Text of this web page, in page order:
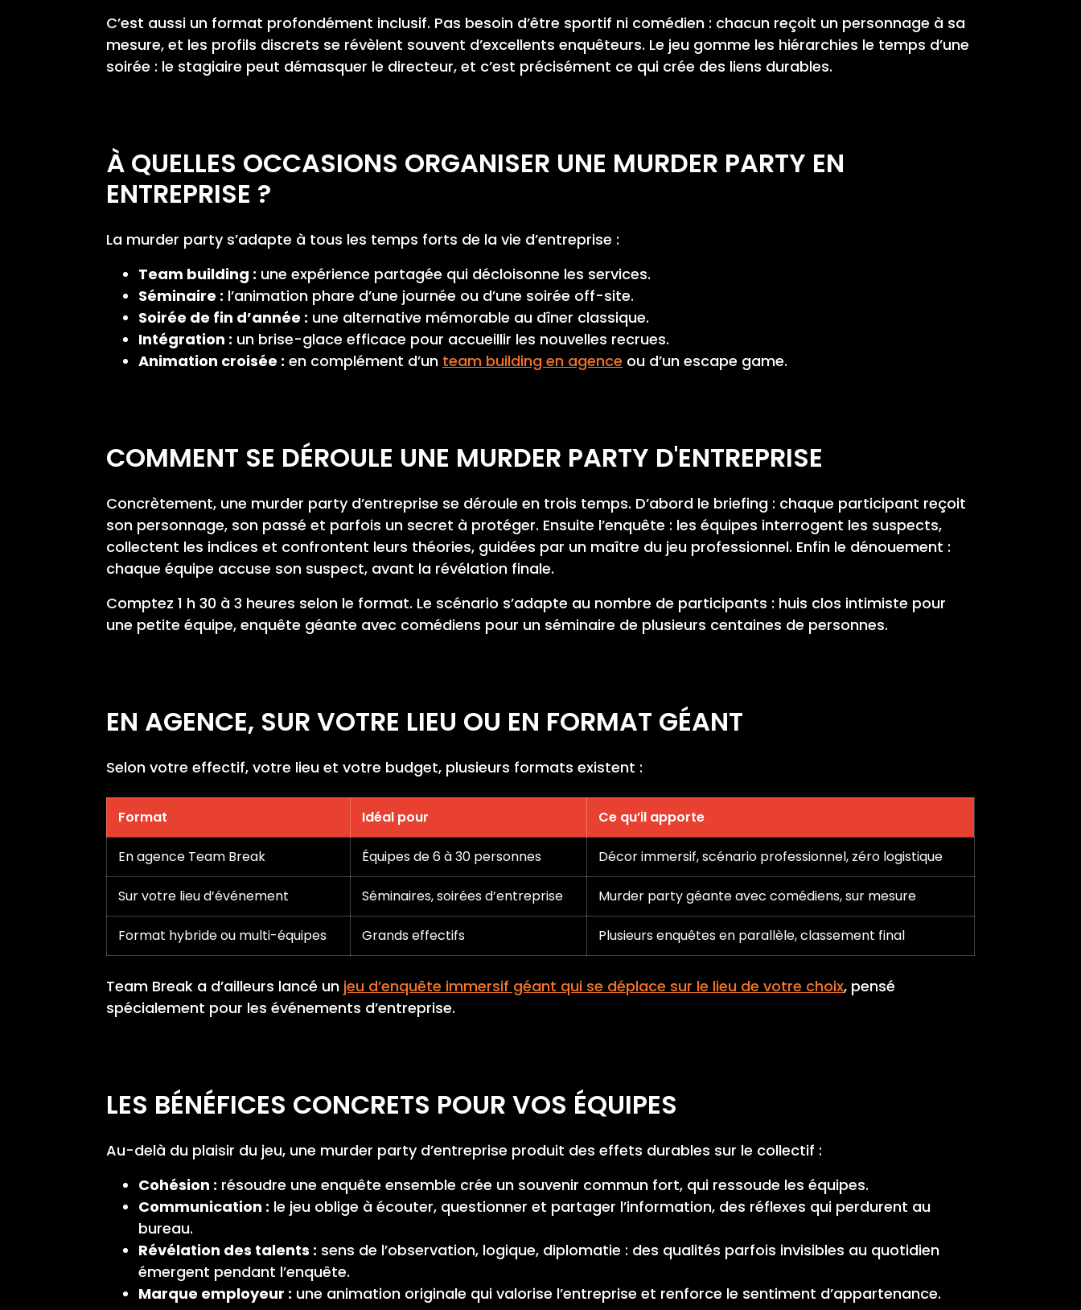
C’est aussi un format profondément inclusif. Pas besoin d’être sportif ni comédien : chacun reçoit un personnage à sa
mesure, et les profils discrets se révèlent souvent d’excellents enquêteurs. Le jeu gomme les hiérarchies le temps d’une
soirée : le stagiaire peut démasquer le directeur, et c’est précisément ce qui crée des liens durables.
À QUELLES OCCASIONS ORGANISER UNE MURDER PARTY EN
ENTREPRISE ?
La murder party s’adapte à tous les temps forts de la vie d’entreprise :
Team building : une expérience partagée qui décloisonne les services.
Séminaire : l’animation phare d’une journée ou d’une soirée off-site.
Soirée de fin d’année : une alternative mémorable au dîner classique.
Intégration : un brise-glace efficace pour accueillir les nouvelles recrues.
Animation croisée : en complément d’un team building en agence ou d’un escape game.
COMMENT SE DÉROULE UNE MURDER PARTY D'ENTREPRISE
Concrètement, une murder party d’entreprise se déroule en trois temps. D’abord le briefing : chaque participant reçoit
son personnage, son passé et parfois un secret à protéger. Ensuite l’enquête : les équipes interrogent les suspects,
collectent les indices et confrontent leurs théories, guidées par un maître du jeu professionnel. Enfin le dénouement :
chaque équipe accuse son suspect, avant la révélation finale.
Comptez 1 h 30 à 3 heures selon le format. Le scénario s’adapte au nombre de participants : huis clos intimiste pour
une petite équipe, enquête géante avec comédiens pour un séminaire de plusieurs centaines de personnes.
EN AGENCE, SUR VOTRE LIEU OU EN FORMAT GÉANT
Selon votre effectif, votre lieu et votre budget, plusieurs formats existent :
Format Idéal pour Ce qu’il apporte
En agence Team Break Équipes de 6 à 30 personnes Décor immersif, scénario professionnel, zéro logistique
Sur votre lieu d’événement Séminaires, soirées d’entreprise Murder party géante avec comédiens, sur mesure
Format hybride ou multi-équipes Grands effectifs Plusieurs enquêtes en parallèle, classement final
Team Break a d’ailleurs lancé un jeu d’enquête immersif géant qui se déplace sur le lieu de votre choix, pensé
spécialement pour les événements d’entreprise.
LES BÉNÉFICES CONCRETS POUR VOS ÉQUIPES
Au-delà du plaisir du jeu, une murder party d’entreprise produit des effets durables sur le collectif :
Cohésion : résoudre une enquête ensemble crée un souvenir commun fort, qui ressoude les équipes.
Communication : le jeu oblige à écouter, questionner et partager l’information, des réflexes qui perdurent au
bureau.
Révélation des talents : sens de l’observation, logique, diplomatie : des qualités parfois invisibles au quotidien
émergent pendant l’enquête.
Marque employeur : une animation originale qui valorise l’entreprise et renforce le sentiment d’appartenance.